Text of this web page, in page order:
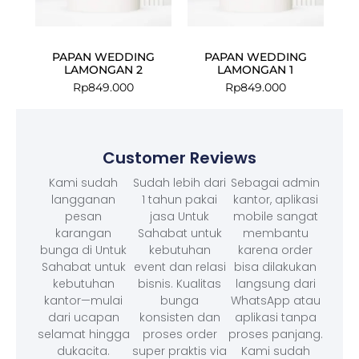
PAPAN WEDDING
LAMONGAN 2
Rp849.000
PAPAN WEDDING
LAMONGAN 1
Rp849.000
Customer Reviews
Kami sudah
langganan
pesan
karangan
bunga di Untuk
Sahabat untuk
kebutuhan
kantor—mulai
dari ucapan
selamat hingga
dukacita.
Sudah lebih dari
1 tahun pakai
jasa Untuk
Sahabat untuk
kebutuhan
event dan relasi
bisnis. Kualitas
bunga
konsisten dan
proses order
super praktis via
Sebagai admin
kantor, aplikasi
mobile sangat
membantu
karena order
bisa dilakukan
langsung dari
WhatsApp atau
aplikasi tanpa
proses panjang.
Kami sudah